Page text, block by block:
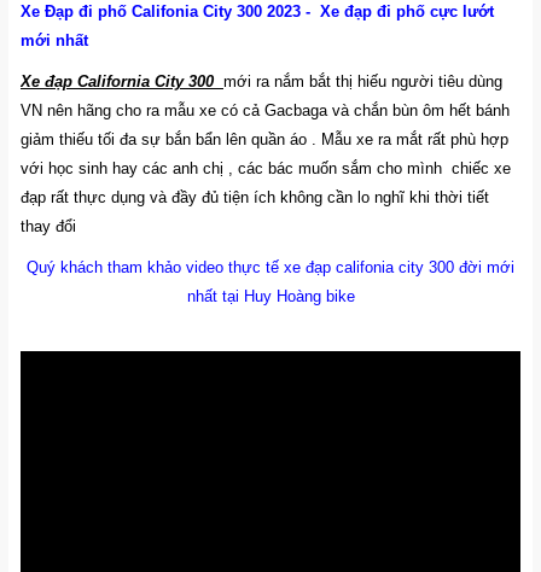
Xe Đạp đi phố Califonia City 300 2023 - Xe đạp đi phố cực lướt
mới nhất
Xe đạp California City 300 mới ra nắm bắt thị hiếu người tiêu dùng
VN nên hãng cho ra mẫu xe có cả Gacbaga và chắn bùn ôm hết bánh
giảm thiếu tối đa sự bắn bẩn lên quần áo . Mẫu xe ra mắt rất phù hợp
với học sinh hay các anh chị , các bác muốn sắm cho mình chiếc xe
đạp rất thực dụng và đầy đủ tiện ích không cần lo nghĩ khi thời tiết
thay đổi
Quý khách tham khảo video thực tế xe đạp califonia city 300 đời mới
nhất tại Huy Hoàng bike